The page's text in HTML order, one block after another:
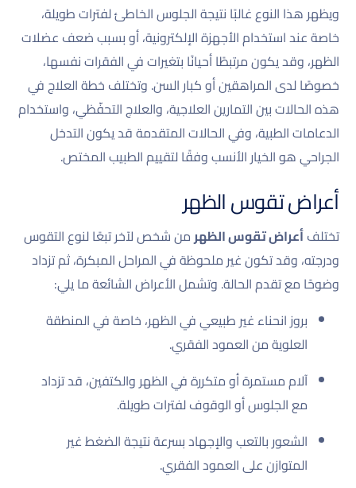
ويظهر هذا النوع غالبًا نتيجة الجلوس الخاطئ لفترات طويلة،
خاصة عند استخدام الأجهزة الإلكترونية، أو بسبب ضعف عضلات
الظهر، وقد يكون مرتبطًا أحيانًا بتغيرات في الفقرات نفسها،
خصوصًا لدى المراهقين أو كبار السن. وتختلف خطة العلاج في
هذه الحالات بين التمارين العلاجية، والعلاج التحفّظي، واستخدام
الدعامات الطبية، وفي الحالات المتقدمة قد يكون التدخل
الجراحي هو الخيار الأنسب وفقًا لتقييم الطبيب المختص.
أعراض تقوس الظهر
تختلفأعراض تقوس الظهر من شخص لآخر تبعًا لنوع التقوس
ودرجته، وقد تكون غير ملحوظة في المراحل المبكرة، ثم تزداد
وضوحًا مع تقدم الحالة. وتشمل الأعراض الشائعة ما يلي:
بروز انحناء غير طبيعي في الظهر، خاصة في المنطقة
العلوية من العمود الفقري.
آلام مستمرة أو متكررة في الظهر والكتفين، قد تزداد
مع الجلوس أو الوقوف لفترات طويلة.
الشعور بالتعب والإجهاد بسرعة نتيجة الضغط غير
المتوازن على العمود الفقري.